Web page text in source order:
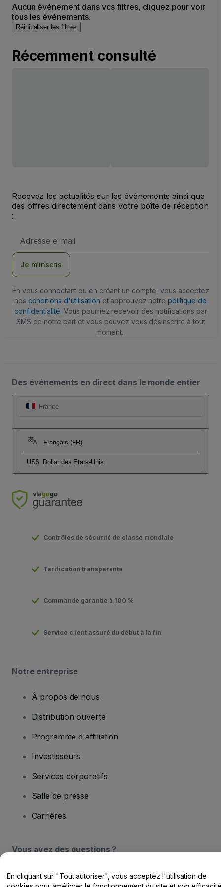
Aucun événement dans vos filtres, cliquez pour voir
tous les événements.
Réinitialiser les filtres
Récemment consulté
Recevez les actualités sur les événements ainsi que
des offres directement dans votre boîte de réception
:
e-
Je m’inscris
En vous connectant ou en créant un compte, vous acceptez
nos conditions d'utilisation et approuvez notre politique de
confidentialité. Vous pourriez recevoir des notifications par
SMS de notre part et vous pouvez vous désinscrire à tout
moment.
Des événements en direct dans le monde entier
France
Français (FR)
US$ Dollar des Etats-Unis
Contrôles de sécurité de classe mondiale
Tarification transparente
Commande garantie à 100 %
Service client assuré du début à la fin
Notre entreprise
À propos de nous
Distribution ouverte
Programme d'affiliation
Investisseurs
Services corporatifs
Salle de presse
Carrières
Vous avez des questions ?
Centre d'assistance / Nous contacter
En cliquant sur "Tout autoriser", vous acceptez l'utilisation de